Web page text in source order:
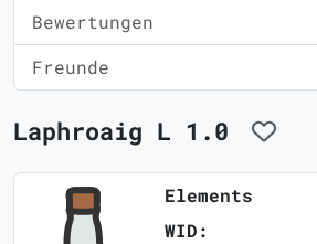
Bewertungen
Freunde
Laphroaig L 1.0
Elements
WID: